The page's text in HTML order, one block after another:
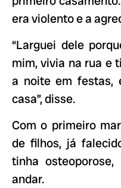
era violento e a
“Larguei dele
mim, vivia na rua e
a noite em festas,
casa”, disse.
Com o primeiro
de filhos, já
tinha
andar.